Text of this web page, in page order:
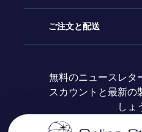
ブログ
レビュー
OSRギフトパック
OSR ギフトカード
星の登録
カスタマイズされた
ご注文と配送
お支払いに関する情報
無料のニュースレタ
スカウントと最新の
しょ